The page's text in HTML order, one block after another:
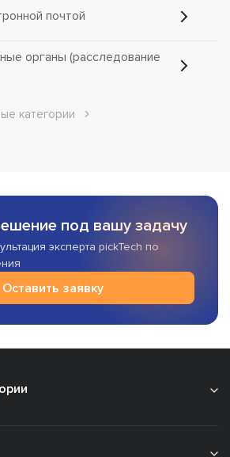
почтой
органы (расследование
категории
под вашу задачу
эксперта pickTech по
Оставить заявку